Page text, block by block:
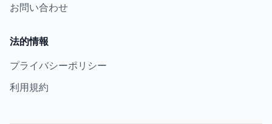
お問い合わせ
法的情報
プライバシーポリシー
利用規約